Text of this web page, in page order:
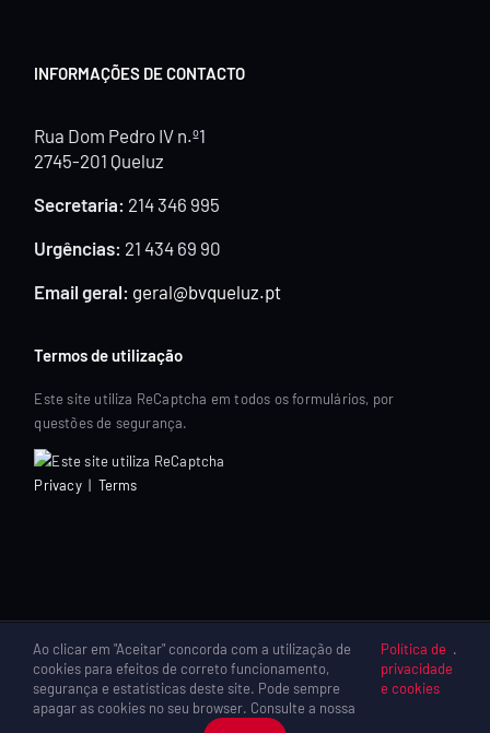
INFORMAÇÕES DE CONTACTO
Rua Dom Pedro IV n.º1
2745-201 Queluz
Secretaria: 214 346 995
Urgências: 21 434 69 90
Email geral: geral@bvqueluz.pt
Termos de utilização
Este site utiliza ReCaptcha em todos os formulários, por
questões de segurança.
Privacy| Terms
© Copyright 2022 - 2026 | Associação Humanitárias
Bombeiros Voluntários de Queluz
Ao clicar em "Aceitar" concorda com a utilização de
cookies para efeitos de correto funcionamento,
segurança e estatísticas deste site. Pode sempre
apagar as cookies no seu browser. Consulte a nossa
Política de
privacidade
e cookies
.